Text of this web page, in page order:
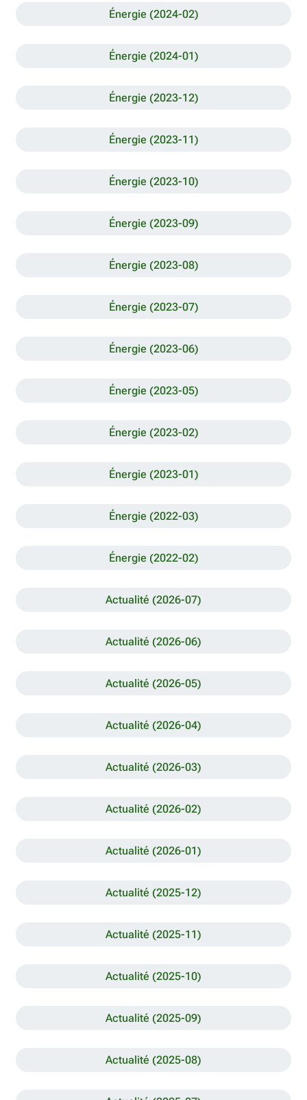
Énergie (2024-02)
Énergie (2024-01)
Énergie (2023-12)
Énergie (2023-11)
Énergie (2023-10)
Énergie (2023-09)
Énergie (2023-08)
Énergie (2023-07)
Énergie (2023-06)
Énergie (2023-05)
Énergie (2023-02)
Énergie (2023-01)
Énergie (2022-03)
Énergie (2022-02)
Actualité (2026-07)
Actualité (2026-06)
Actualité (2026-05)
Actualité (2026-04)
Actualité (2026-03)
Actualité (2026-02)
Actualité (2026-01)
Actualité (2025-12)
Actualité (2025-11)
Actualité (2025-10)
Actualité (2025-09)
Actualité (2025-08)